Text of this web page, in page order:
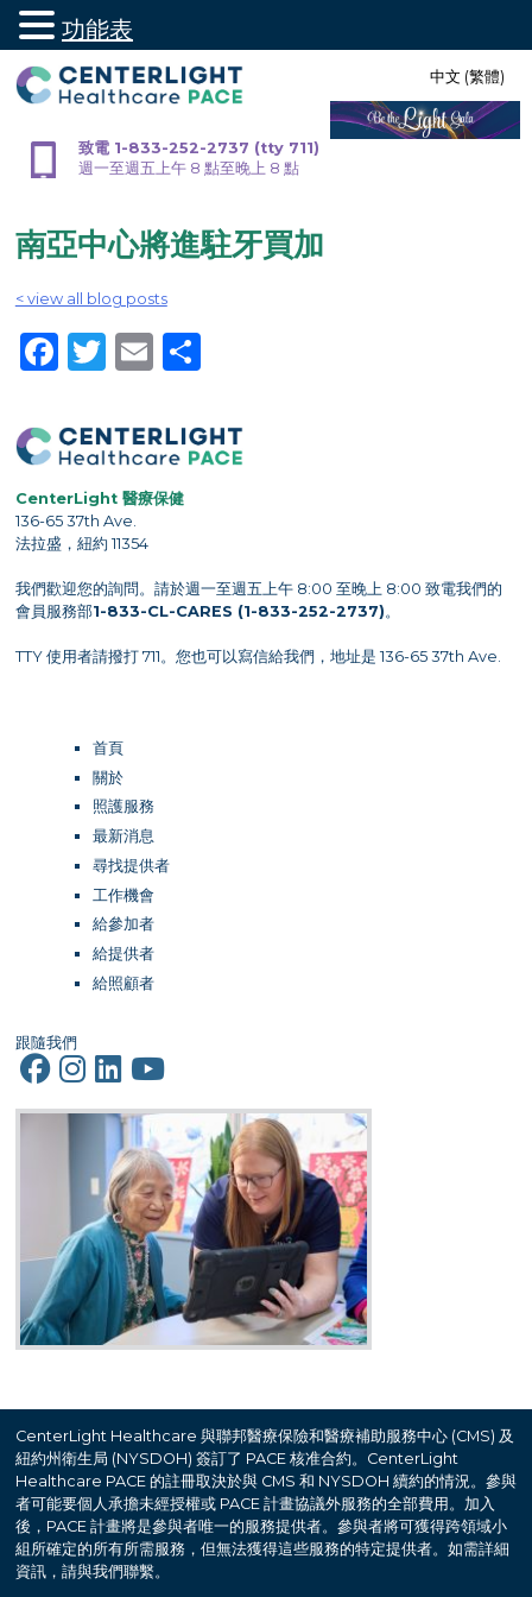
致電 1-833-252-2737 (tty 711)
週一至週五上午 8 點至晚上 8 點
中文 (繁體)
南亞中心將進駐牙買加
< view all blog posts
Facebook
Twitter
EmailShare
CenterLight 醫療保健
136-65 37th Ave.
法拉盛，紐約 11354
我們歡迎您的詢問。請於週一至週五上午 8:00 至晚上 8:00 致電我們的
會員服務部1-833-CL-CARES (1-833-252-2737)。
TTY 使用者請撥打 711。您也可以寫信給我們，地址是 136-65 37th Ave.
首頁
關於
照護服務
最新消息
尋找提供者
工作機會
給參加者
給提供者
給照顧者
跟隨我們
CenterLight Healthcare 與聯邦醫療保險和醫療補助服務中心 (CMS) 及
紐約州衛生局 (NYSDOH) 簽訂了 PACE 核准合約。CenterLight
Healthcare PACE 的註冊取決於與 CMS 和 NYSDOH 續約的情況。參與
者可能要個人承擔未經授權或 PACE 計畫協議外服務的全部費用。加入
後，PACE 計畫將是參與者唯一的服務提供者。參與者將可獲得跨領域小
組所確定的所有所需服務，但無法獲得這些服務的特定提供者。如需詳細
資訊，請與我們聯繫。
功能表